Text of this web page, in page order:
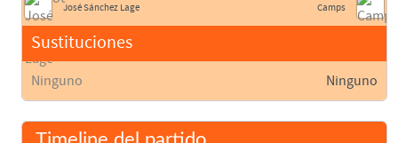
José Sánchez Lage
Sustituciones
Ninguno
Camps
Ninguno